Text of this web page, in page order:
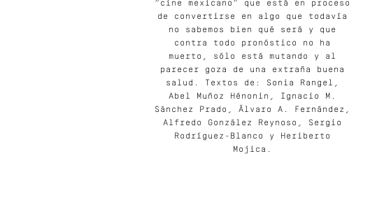
“cine mexicano” que está en proceso
de convertirse en algo que todavía
no sabemos bien qué será y que
contra todo pronóstico no ha
muerto, sólo está mutando y al
parecer goza de una extraña buena
salud. Textos de: Sonia Rangel,
Abel Muñoz Hénonin, Ignacio M.
Sánchez Prado, Álvaro A. Fernández,
Alfredo González Reynoso, Sergio
Rodríguez-Blanco y Heriberto
Mojica.